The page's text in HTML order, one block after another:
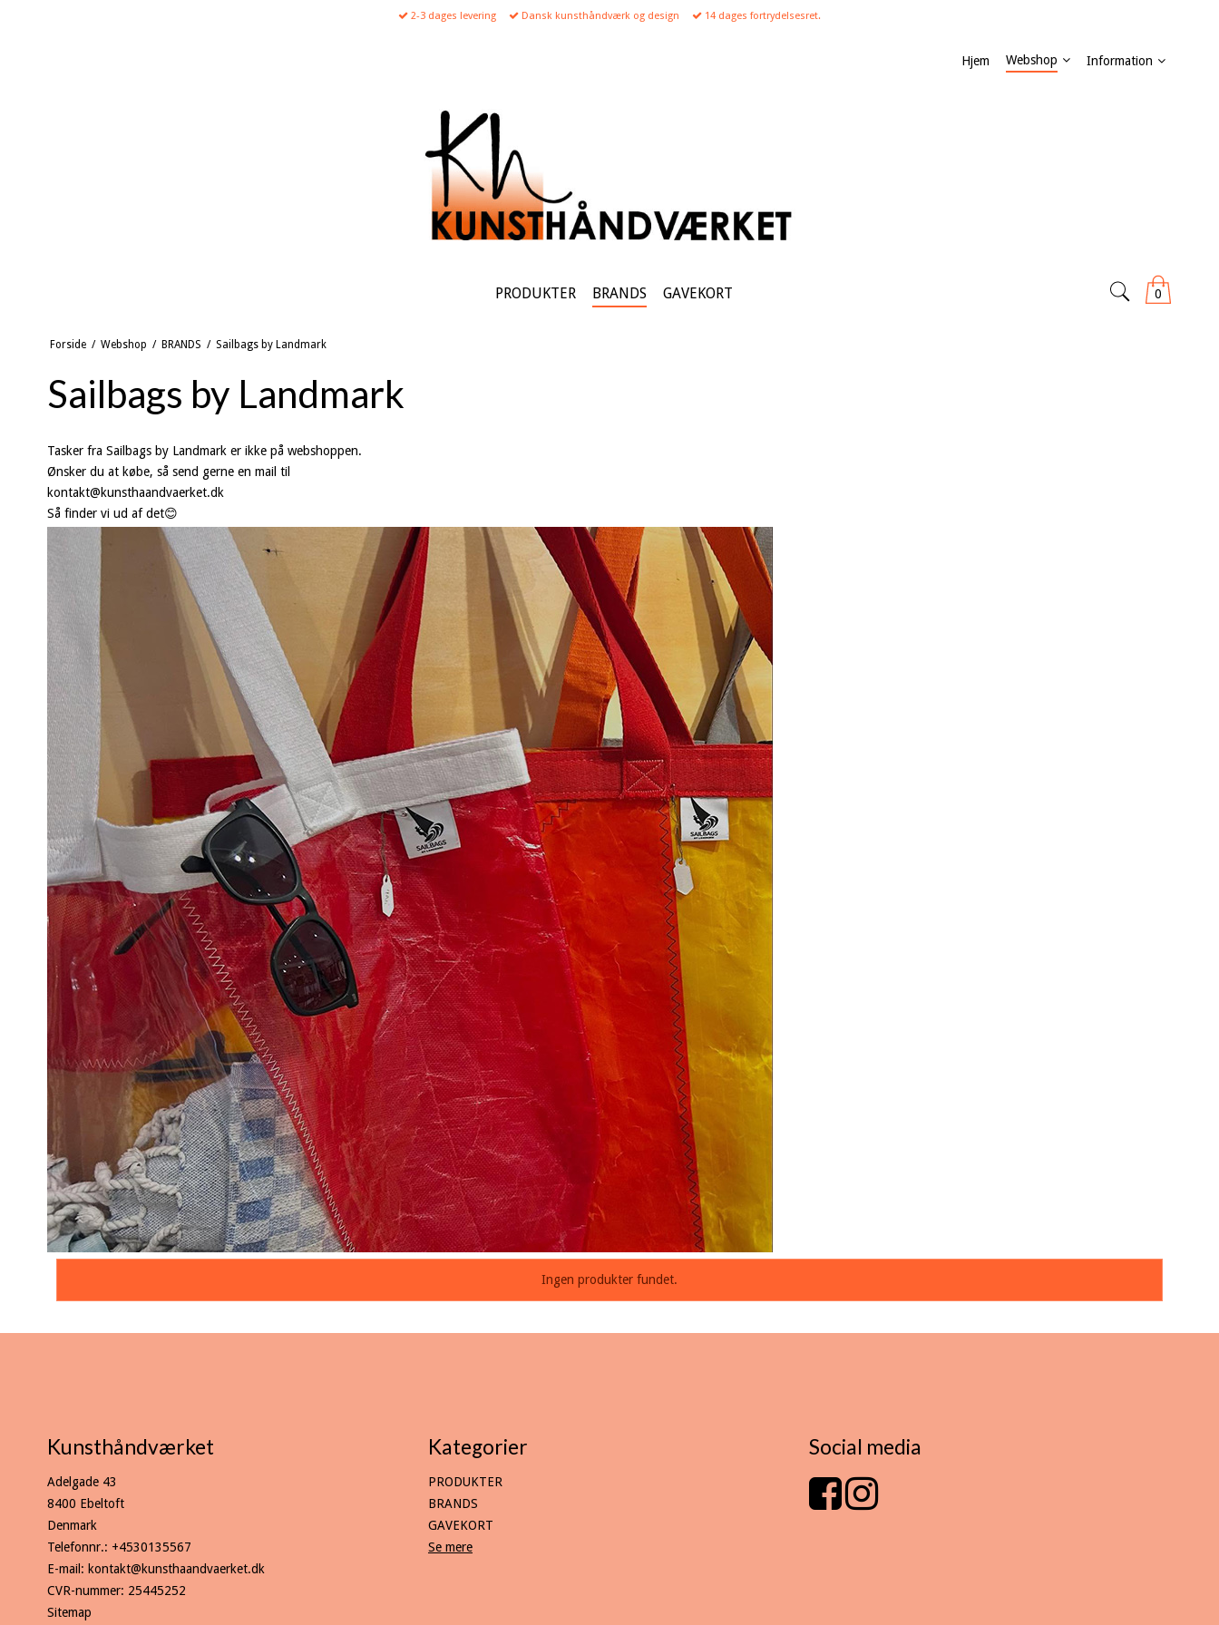
2-3 dages levering Dansk kunsthåndværk og design 14 dages fortrydelsesret.
Hjem Webshop Information
0
PRODUKTER BRANDS GAVEKORT
Forside / Webshop / BRANDS / Sailbags by Landmark
Sailbags by Landmark
Tasker fra Sailbags by Landmark er ikke på webshoppen.
Ønsker du at købe, så send gerne en mail til
kontakt@kunsthaandvaerket.dk
Så finder vi ud af det😊
Ingen produkter fundet.
Kunsthåndværket
Adelgade 43
8400 Ebeltoft
Denmark
Telefonnr.: +4530135567
E-mail : kontakt@kunsthaandvaerket.dk
CVR-nummer: 25445252
Sitemap
Kategorier
PRODUKTER
BRANDS
GAVEKORT
Se mere
Social media